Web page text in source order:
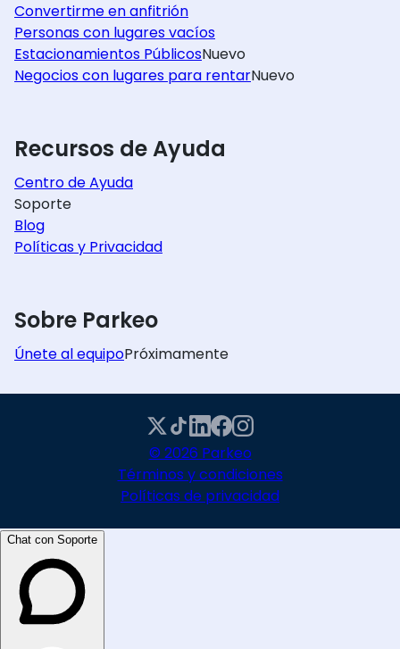
Convertirme en anfitrión
Personas con lugares vacíos
Estacionamientos PúblicosNuevo
Negocios con lugares para rentarNuevo
Recursos de Ayuda
Centro de Ayuda
Soporte
Blog
Políticas y Privacidad
Sobre Parkeo
Únete al equipoPróximamente
© 2026 Parkeo
Términos y condiciones
Políticas de privacidad
Chat con Soporte